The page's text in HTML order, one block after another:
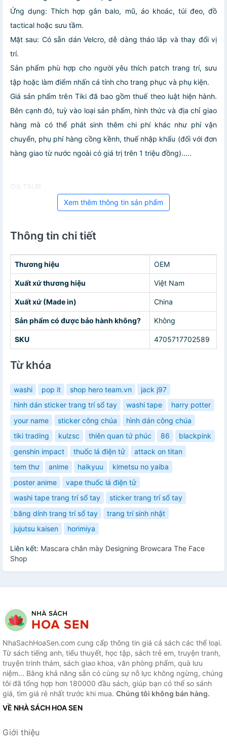
Ứng dụng: Thích hợp gắn balo, mũ, áo khoác, túi đeo, đồ
tactical hoặc sưu tầm.
Mặt sau: Có sẵn dán Velcro, dễ dàng tháo lắp và thay đổi vị
trí.
Sản phẩm phù hợp cho người yêu thích patch trang trí, sưu
tập hoặc làm điểm nhấn cá tính cho trang phục và phụ kiện.
Giá sản phẩm trên Tiki đã bao gồm thuế theo luật hiện hành.
Bên cạnh đó, tuỳ vào loại sản phẩm, hình thức và địa chỉ giao
hàng mà có thể phát sinh thêm chi phí khác như phí vận
chuyển, phụ phí hàng cồng kềnh, thuế nhập khẩu (đối với đơn
hàng giao từ nước ngoài có giá trị trên 1 triệu đồng).....
Giá TAUR
Xem thêm thông tin sản phẩm
Thông tin chi tiết
Thương hiệu OEM
Xuất xứ thương hiệu Việt Nam
Xuất xứ (Made in) China
Sản phẩm có được bảo hành không? Không
SKU 4705717702589
Từ khóa
washi pop it shop hero team.vn
jack j97
hình dán sticker trang trí sổ tay
washi tape
harry potter
your name
sticker công chúa
hình dán công chúa
tiki trading
kulzsc thiên quan tứ phúc 86
blackpink
genshin impact
thuốc lá điện tử
attack on titan
tem thư
anime haikyuu
kimetsu no yaiba
poster anime
vape thuốc lá điện tử
washi tape trang trí sổ tay
sticker trang trí sổ tay
băng dính trang trí sổ tay
trang trí sinh nhật
jujutsu kaisen
horimiya
Liên kết: Mascara chân mày Designing Browcara The Face
Shop
NhaSachHoaSen.com cung cấp thông tin giá cả sách các thể loại.
Từ sách tiếng anh, tiểu thuyết, học tập, sách trẻ em, truyện tranh,
truyện trinh thám, sách giao khoa, văn phòng phẩm, quà lưu
niệm... Bằng khả năng sẵn có cùng sự nỗ lực không ngừng, chúng
tôi đã tổng hợp hơn 180000 đầu sách, giúp bạn có thể so sánh
giá, tìm giá rẻ nhất trước khi mua. Chúng tôi không bán hàng.
VỀ NHÀ SÁCH HOA SEN
Giới thiệu